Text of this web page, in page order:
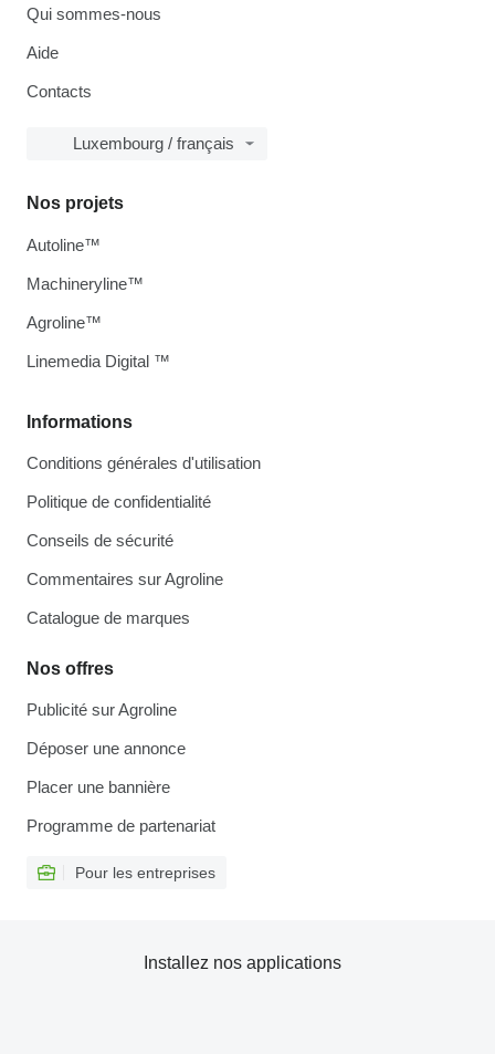
Qui sommes-nous
Aide
Contacts
Luxembourg / français
Informations
Conditions générales d'utilisation
Politique de confidentialité
Conseils de sécurité
Commentaires sur Agroline
Catalogue de marques
Nos offres
Publicité sur Agroline
Déposer une annonce
Placer une bannière
Programme de partenariat
Pour les entreprises
Nos projets
Autoline™
Machineryline™
Agroline™
Linemedia Digital ™
Installez nos applications